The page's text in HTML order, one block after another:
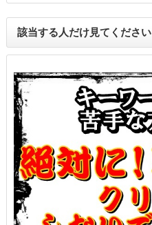
該当する人だけ見てください